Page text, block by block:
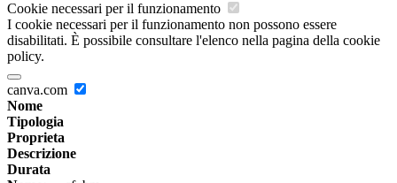
Cookie necessari per il funzionamento
I cookie necessari per il funzionamento non possono essere
disabilitati. È possibile consultare l'elenco nella pagina della cookie
policy.
canva.com
Nome
Tipologia
Proprieta
Descrizione
Durata